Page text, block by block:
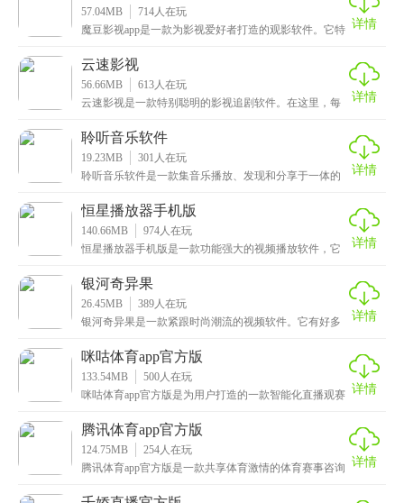
57.04MB 714 人在玩
魔豆影视app是一款为影视爱好者打造的观影软件。它特 详情
云速影视
56.66MB 613 人在玩
云速影视是一款特别聪明的影视追剧软件。在这里，每
记录
详情
聆听音乐软件
19.23MB 301 人在玩
聆听音乐软件是一款集音乐播放、发现和分享于一体的
音乐
详情
恒星播放器手机版
140.66MB 974 人在玩
恒星播放器手机版是一款功能强大的视频播放软件，它
频格
详情
银河奇异果
26.45MB 389 人在玩
银河奇异果是一款紧跟时尚潮流的视频软件。它有好多
能让
详情
咪咕体育app官方版
133.54MB 500 人在玩
咪咕体育app官方版是为用户打造的一款智能化直播观赛 详情
腾讯体育app官方版
124.75MB 254 人在玩
腾讯体育app官方版是一款共享体育激情的体育赛事咨询 详情